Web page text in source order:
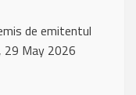
de emitentul
29 May 2026